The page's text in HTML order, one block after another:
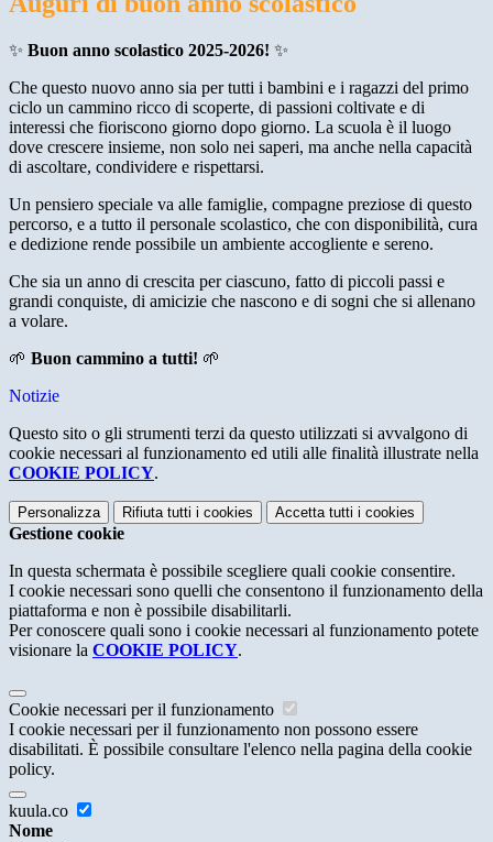
✨ Buon anno scolastico 2025-2026! ✨
Che questo nuovo anno sia per tutti i bambini e i ragazzi del primo
ciclo un cammino ricco di scoperte, di passioni coltivate e di
interessi che fioriscono giorno dopo giorno. La scuola è il luogo
dove crescere insieme, non solo nei saperi, ma anche nella capacità
di ascoltare, condividere e rispettarsi.
Un pensiero speciale va alle famiglie, compagne preziose di questo
percorso, e a tutto il personale scolastico, che con disponibilità, cura
e dedizione rende possibile un ambiente accogliente e sereno.
Che sia un anno di crescita per ciascuno, fatto di piccoli passi e
grandi conquiste, di amicizie che nascono e di sogni che si allenano
a volare.
🌱 Buon cammino a tutti! 🌱
Notizie
Questo sito o gli strumenti terzi da questo utilizzati si avvalgono di
cookie necessari al funzionamento ed utili alle finalità illustrate nella
COOKIE POLICY.
Personalizza Rifiuta tutti i cookies Accetta tutti i cookies
Gestione cookie
In questa schermata è possibile scegliere quali cookie consentire.
I cookie necessari sono quelli che consentono il funzionamento della
piattaforma e non è possibile disabilitarli.
Per conoscere quali sono i cookie necessari al funzionamento potete
visionare la COOKIE POLICY.
Cookie necessari per il funzionamento
I cookie necessari per il funzionamento non possono essere
disabilitati. È possibile consultare l'elenco nella pagina della cookie
policy.
kuula.co
Nome